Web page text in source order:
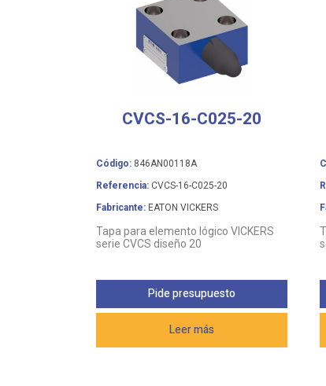
CVCS-16-C025-20
Código: 846AN00118A
Referencia: CVCS-16-C025-20
Fabricante: EATON VICKERS
Tapa para elemento lógico VICKERS
serie CVCS diseño 20
Leer más
Pide presupuesto